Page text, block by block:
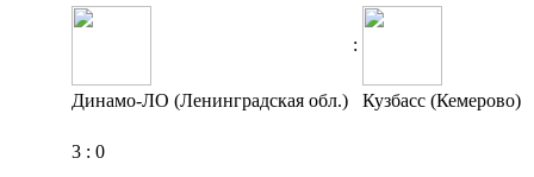
:
Динамо-ЛО (Ленинградская обл.) Кузбасс (Кемерово)
3 : 0